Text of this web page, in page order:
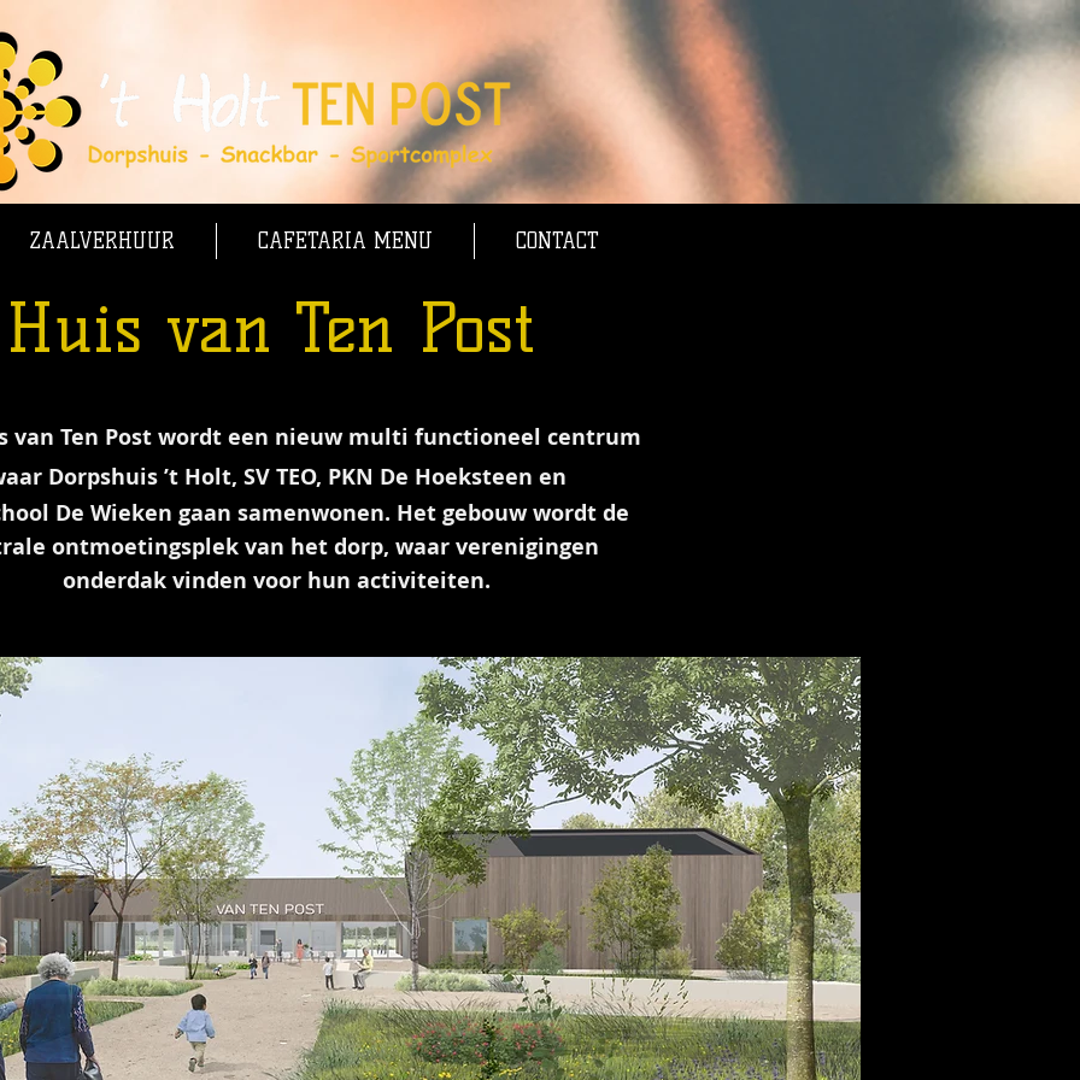
Huis van Ten Post
van Ten Post wordt een nieuw multi functioneel centrum
Dorpshuis ’t Holt, SV TEO, PKN De Hoeksteen en
De Wieken gaan samenwonen. Het gebouw wordt de
ontmoetingsplek van het dorp, waar verenigingen
onderdak vinden voor hun activiteiten.
ZAALVERHUUR CAFETARIA MENU CONTACT